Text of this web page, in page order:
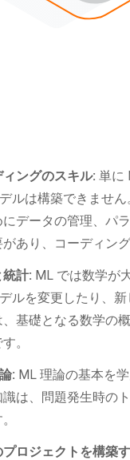
ィングのスキル: 単に
ルは構築できませ
にデータの管理、パ
があり、コーディン
計: ML では数学が
ルを変更したり、
、基礎となる数学の
。
: ML 理論の基本を
識は、問題発生時の
ロジェクトを構築